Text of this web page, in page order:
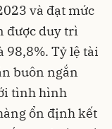
và đạt mức
được duy trì
98,8%. Tỷ lệ tài
buôn ngắn
tình hình
ổn định kết